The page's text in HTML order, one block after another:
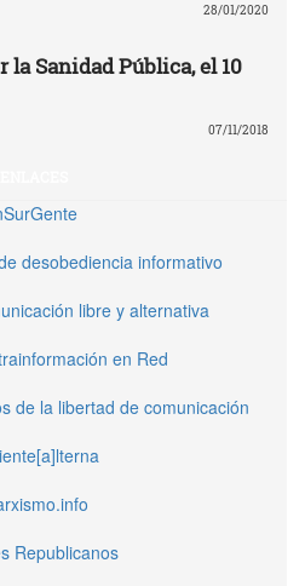
28/01/2020
la Sanidad Pública, el 10
07/11/2018
desobediencia informativo
libre y alternativa
en Red
de la libertad de comunicación
Republicanos